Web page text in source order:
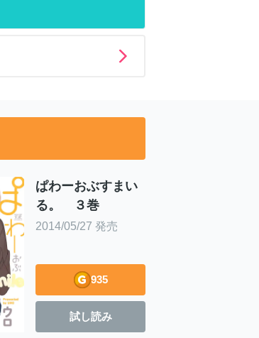
ぱわーおぶすまい
る。 ３巻
2014/05/27 発売
935
試し読み